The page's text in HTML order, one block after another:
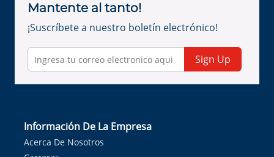
Mantente al tanto!
¡Suscríbete a nuestro boletín electrónico!
Sign Up
Información De La Empresa
Acerca De Nosotros